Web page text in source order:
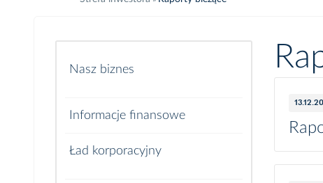
Nasz biznes
Informacje finansowe
Ład korporacyjny